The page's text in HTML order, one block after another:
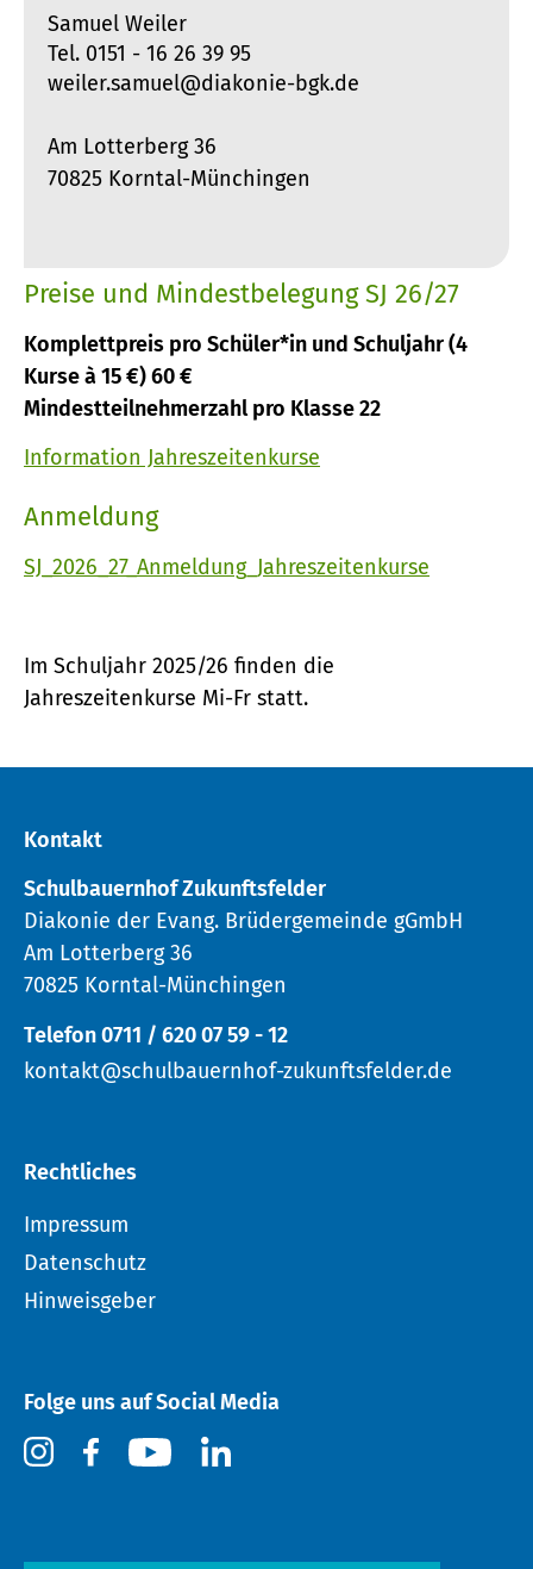
Samuel Weiler
Tel. 0151 - 16 26 39 95
weiler.samuel@diakonie-bgk.de
Am Lotterberg 36
70825 Korntal-Münchingen
Preise und Mindestbelegung SJ 26/27
Komplettpreis pro Schüler*in und Schuljahr (4
Kurse à 15 €) 60 €
Mindestteilnehmerzahl pro Klasse 22
Information Jahreszeitenkurse
Anmeldung
SJ_2026_27_Anmeldung_Jahreszeitenkurse
Im Schuljahr 2025/26 finden die
Jahreszeitenkurse Mi-Fr statt.
Kontakt
Schulbauernhof Zukunftsfelder
Diakonie der Evang. Brüdergemeinde gGmbH
Am Lotterberg 36
70825 Korntal-Münchingen
Telefon 0711 / 620 07 59 - 12
kontakt@schulbauernhof-zukunftsfelder.de
Rechtliches
Impressum
Datenschutz
Hinweisgeber
Folge uns auf Social Media